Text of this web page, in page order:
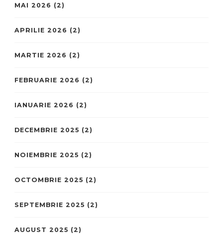
MAI 2026 (2)
APRILIE 2026 (2)
MARTIE 2026 (2)
FEBRUARIE 2026 (2)
IANUARIE 2026 (2)
DECEMBRIE 2025 (2)
NOIEMBRIE 2025 (2)
OCTOMBRIE 2025 (2)
SEPTEMBRIE 2025 (2)
AUGUST 2025 (2)